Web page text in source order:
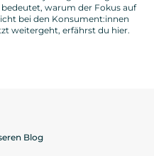
warum der Fokus auf
bei den Konsument:innen
weitergeht, erfährst du hier.
Blog